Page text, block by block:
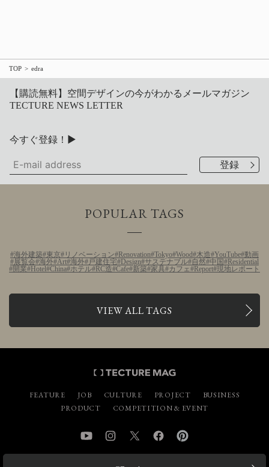
TOP edra
【購読無料】空間デザインの今がわかるメールマガジン
TECTURE NEWS LETTER
今すぐ登録！▶
POPULAR TAGS
海外建築 東京 リノベーション Renovation Tokyo Wood 木造 YouTube 動画
展覧会 海外 Art 海外 戸建住宅 Design サステナブル 自然 中国
Residential
開業
Hotel China ホテル RC造 Cafe 新築 家具 カフェ Report 現地レポート
VIEW ALL TAGS
FEATURE JOB CULTURE PROJECT
BUSINESS
PRODUCT
COMPETITION & EVENT
YouTube InstagramTwitter Facebook